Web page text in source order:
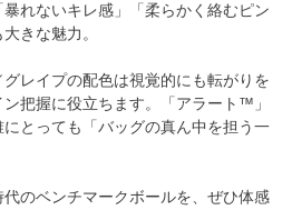
れないキレ感」「柔らかく絡むピン
きな魅力。
レイプの配色は視覚的にも転がりを
把握に役立ちます。「アラート™」
とっても「バッグの真ん中を担う一
のベンチマークボールを、ぜひ体感